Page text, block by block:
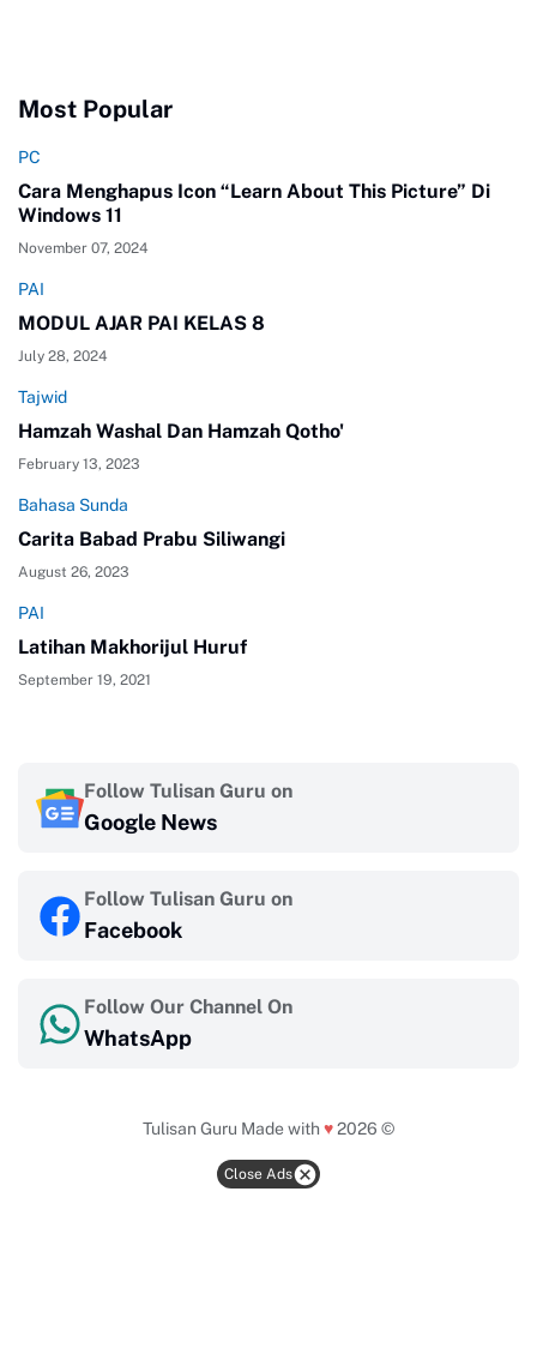
Close Ads
Most Popular
PC
Cara Menghapus Icon “Learn About This Picture” Di
Windows 11
November 07, 2024
PAI
MODUL AJAR PAI KELAS 8
July 28, 2024
Tajwid
Hamzah Washal Dan Hamzah Qotho'
February 13, 2023
Bahasa Sunda
Carita Babad Prabu Siliwangi
August 26, 2023
PAI
Latihan Makhorijul Huruf
September 19, 2021
Follow Tulisan Guru on
Google News
Follow Tulisan Guru on
Facebook
Follow Our Channel On
WhatsApp
Tulisan Guru Made with ♥2026 ©